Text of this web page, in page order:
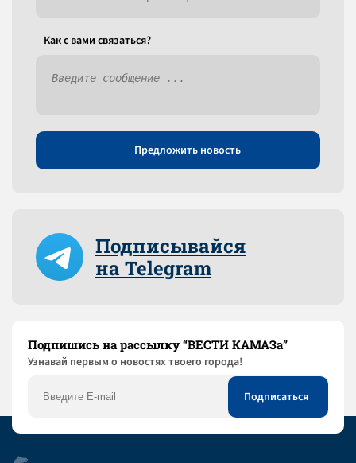
Как c вами связаться?
Предложить новость
Подписывайся
на Telegram
Подпишись на рассылку “ВЕСТИ КАМАЗа”
Узнaвай первым о новостях твоего города!